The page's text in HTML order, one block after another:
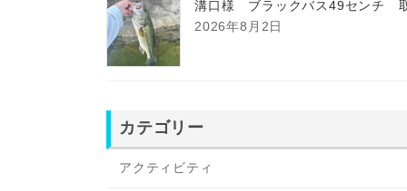
溝口様 ブラックバス49センチ
2026年8月2日
カテゴリー
アクティビティ